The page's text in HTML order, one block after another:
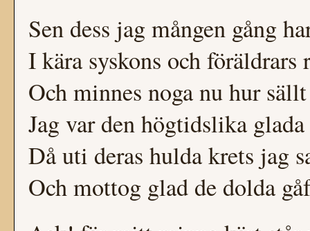
Sen dess jag mången gång
I kära syskons och föräldrars
Och minnes noga nu hur
Jag var den högtidslika
Då uti deras hulda krets jag
Och mottog glad de dolda